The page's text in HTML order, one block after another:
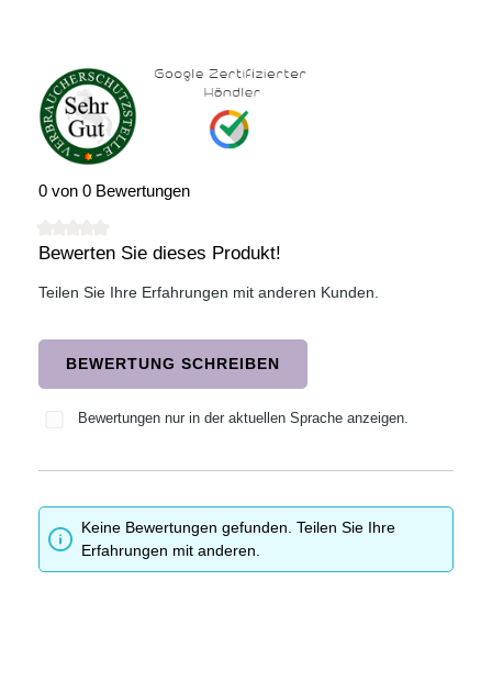
0 von 0 Bewertungen
Durchschnittliche Bewertung von 0 von 5 Sternen
Bewerten Sie dieses Produkt!
Teilen Sie Ihre Erfahrungen mit anderen Kunden.
BEWERTUNG SCHREIBEN
Bewertungen nur in der aktuellen Sprache anzeigen.
Keine Bewertungen gefunden. Teilen Sie Ihre
Erfahrungen mit anderen.